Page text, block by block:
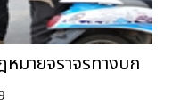
หมายจราจรทางบก